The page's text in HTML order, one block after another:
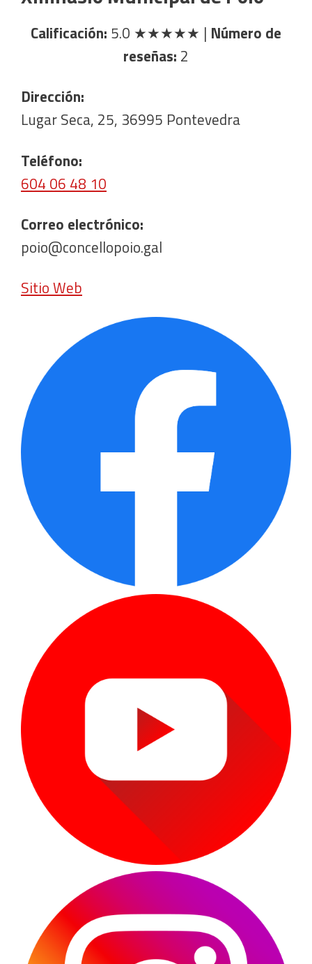
Calificación: 5.0 ★★★★★ | Número de
reseñas: 2
Dirección:
Lugar Seca, 25, 36995 Pontevedra
Teléfono:
604 06 48 10
Correo electrónico:
poio@concellopoio.gal
Sitio Web